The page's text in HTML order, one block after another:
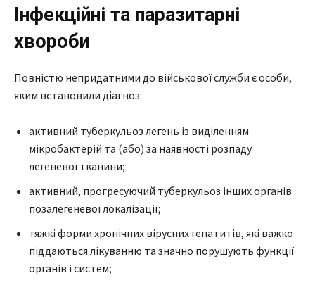
Інфекційні та паразитарні
хвороби
Повністю непридатними до військової служби є особи,
яким встановили діагноз:
активний туберкульоз легень із виділенням
мікробактерій та (або) за наявності розпаду
легеневої тканини;
активний, прогресуючий туберкульоз інших органів
позалегеневої локалізації;
тяжкі форми хронічних вірусних гепатитів, які важко
піддаються лікуванню та значно порушують функції
органів і систем;